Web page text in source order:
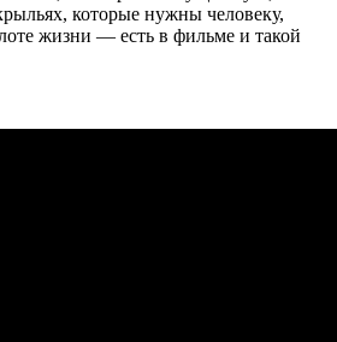
которые нужны человеку,
жизни — есть в фильме и такой